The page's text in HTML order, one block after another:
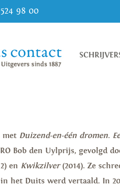
98 00
met Duizend-en-één dromen.
Bob den Uylprijs, gevolgd
en Kwikzilver(2014). Ze
het Duits werd vertaald. In